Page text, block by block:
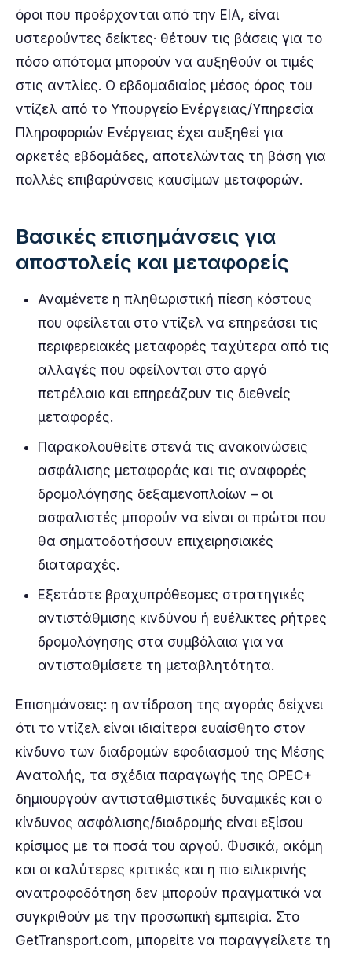
όροι που προέρχονται από την EIA, είναι
υστερούντες δείκτες· θέτουν τις βάσεις για το
πόσο απότομα μπορούν να αυξηθούν οι τιμές
στις αντλίες. Ο εβδομαδιαίος μέσος όρος του
ντίζελ από το Υπουργείο Ενέργειας/Υπηρεσία
Πληροφοριών Ενέργειας έχει αυξηθεί για
αρκετές εβδομάδες, αποτελώντας τη βάση για
πολλές επιβαρύνσεις καυσίμων μεταφορών.
Βασικές επισημάνσεις για
αποστολείς και μεταφορείς
Αναμένετε η πληθωριστική πίεση κόστους
που οφείλεται στο ντίζελ να επηρεάσει τις
περιφερειακές μεταφορές ταχύτερα από τις
αλλαγές που οφείλονται στο αργό
πετρέλαιο και επηρεάζουν τις διεθνείς
μεταφορές.
Παρακολουθείτε στενά τις ανακοινώσεις
ασφάλισης μεταφοράς και τις αναφορές
δρομολόγησης δεξαμενοπλοίων – οι
ασφαλιστές μπορούν να είναι οι πρώτοι που
θα σηματοδοτήσουν επιχειρησιακές
διαταραχές.
Εξετάστε βραχυπρόθεσμες στρατηγικές
αντιστάθμισης κινδύνου ή ευέλικτες ρήτρες
δρομολόγησης στα συμβόλαια για να
αντισταθμίσετε τη μεταβλητότητα.
Επισημάνσεις: η αντίδραση της αγοράς δείχνει
ότι το ντίζελ είναι ιδιαίτερα ευαίσθητο στον
κίνδυνο των διαδρομών εφοδιασμού της Μέσης
Ανατολής, τα σχέδια παραγωγής της OPEC+
δημιουργούν αντισταθμιστικές δυναμικές και ο
κίνδυνος ασφάλισης/διαδρομής είναι εξίσου
κρίσιμος με τα ποσά του αργού. Φυσικά, ακόμη
και οι καλύτερες κριτικές και η πιο ειλικρινής
ανατροφοδότηση δεν μπορούν πραγματικά να
συγκριθούν με την προσωπική εμπειρία. Στο
GetTransport.com, μπορείτε να παραγγείλετε τη